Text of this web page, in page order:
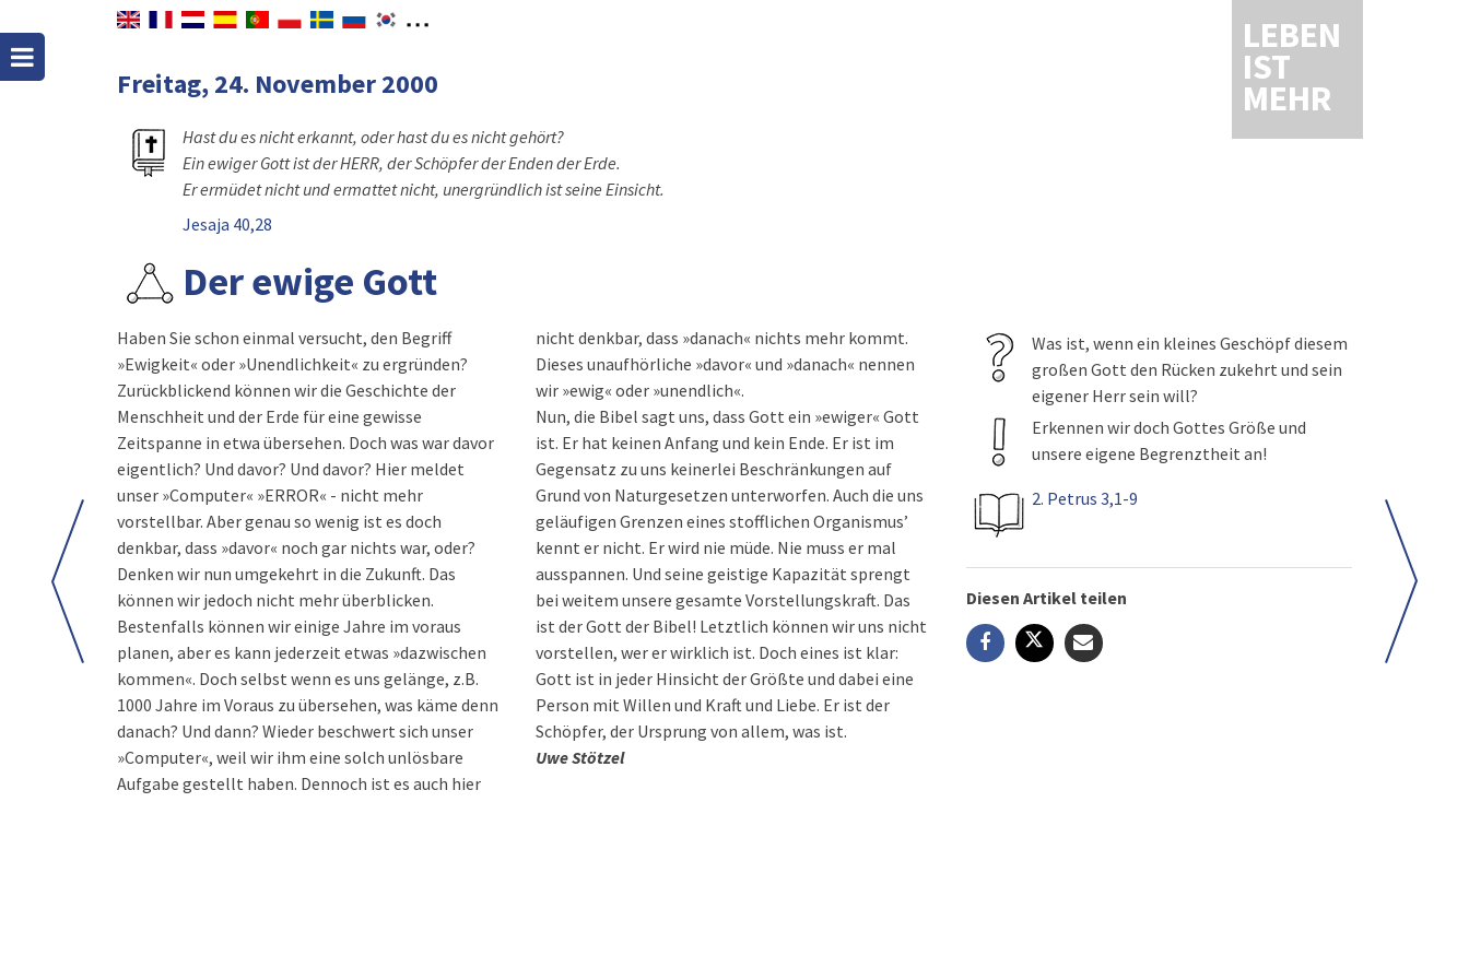
LEBEN
IST
MEHR
Freitag, 24. November 2000
Hast du es nicht erkannt, oder hast du es nicht gehört?
Ein ewiger Gott ist der HERR, der Schöpfer der Enden der Erde.
Er ermüdet nicht und ermattet nicht, unergründlich ist seine Einsicht.
Jesaja 40,28
Der ewige Gott
Haben Sie schon einmal versucht, den Begriff
»Ewigkeit« oder »Unendlichkeit« zu ergründen?
Zurückblickend können wir die Geschichte der
Menschheit und der Erde für eine gewisse
Zeitspanne in etwa übersehen. Doch was war davor
eigentlich? Und davor? Und davor? Hier meldet
unser »Computer« »ERROR« - nicht mehr
vorstellbar. Aber genau so wenig ist es doch
denkbar, dass »davor« noch gar nichts war, oder?
Denken wir nun umgekehrt in die Zukunft. Das
können wir jedoch nicht mehr überblicken.
Bestenfalls können wir einige Jahre im voraus
planen, aber es kann jederzeit etwas »dazwischen
kommen«. Doch selbst wenn es uns gelänge, z.B.
1000 Jahre im Voraus zu übersehen, was käme denn
danach? Und dann? Wieder beschwert sich unser
»Computer«, weil wir ihm eine solch unlösbare
Aufgabe gestellt haben. Dennoch ist es auch hier
nicht denkbar, dass »danach« nichts mehr kommt.
Dieses unaufhörliche »davor« und »danach« nennen
wir »ewig« oder »unendlich«.
Nun, die Bibel sagt uns, dass Gott ein »ewiger« Gott
ist. Er hat keinen Anfang und kein Ende. Er ist im
Gegensatz zu uns keinerlei Beschränkungen auf
Grund von Naturgesetzen unterworfen. Auch die uns
geläufigen Grenzen eines stofflichen Organismus’
kennt er nicht. Er wird nie müde. Nie muss er mal
ausspannen. Und seine geistige Kapazität sprengt
bei weitem unsere gesamte Vorstellungskraft. Das
ist der Gott der Bibel! Letztlich können wir uns nicht
vorstellen, wer er wirklich ist. Doch eines ist klar:
Gott ist in jeder Hinsicht der Größte und dabei eine
Person mit Willen und Kraft und Liebe. Er ist der
Schöpfer, der Ursprung von allem, was ist.
Uwe Stötzel
Was ist, wenn ein kleines Geschöpf diesem
großen Gott den Rücken zukehrt und sein
eigener Herr sein will?
Erkennen wir doch Gottes Größe und
unsere eigene Begrenztheit an!
2. Petrus 3,1-9
Diesen Artikel teilen